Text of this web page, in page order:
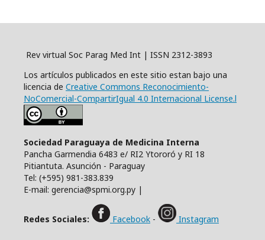
Rev virtual Soc Parag Med Int | ISSN 2312-3893
Los artículos publicados en este sitio estan bajo una
licencia de Creative Commons Reconocimiento-
NoComercial-CompartirIgual 4.0 Internacional License.l
Sociedad Paraguaya de Medicina Interna
Pancha Garmendia 6483 e/ RI2 Ytororó y RI 18
Pitiantuta. Asunción - Paraguay
Tel: (+595) 981-383.839
E-mail: gerencia@spmi.org.py |
Redes Sociales: Facebook - Instagram